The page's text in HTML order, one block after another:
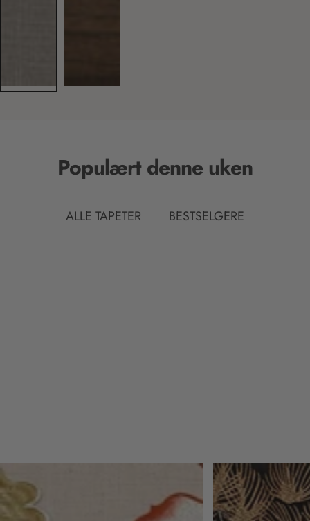
Populært denne uken
ALLE TAPETER BESTSELGERE